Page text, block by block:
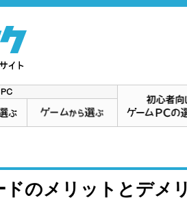
のメリットとデメ